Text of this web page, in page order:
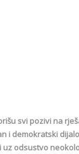
svi pozivi na
i demokratski
uz odsustvo